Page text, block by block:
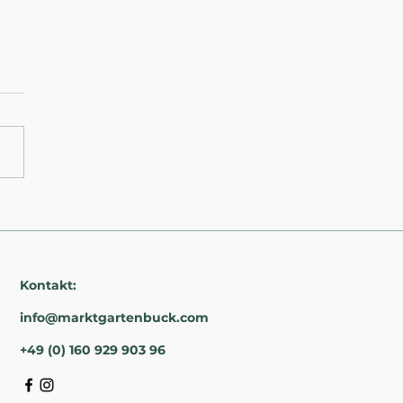
mit
Kontakt:
info@marktgartenbuck.com
+49 (0) 160 929 903 96